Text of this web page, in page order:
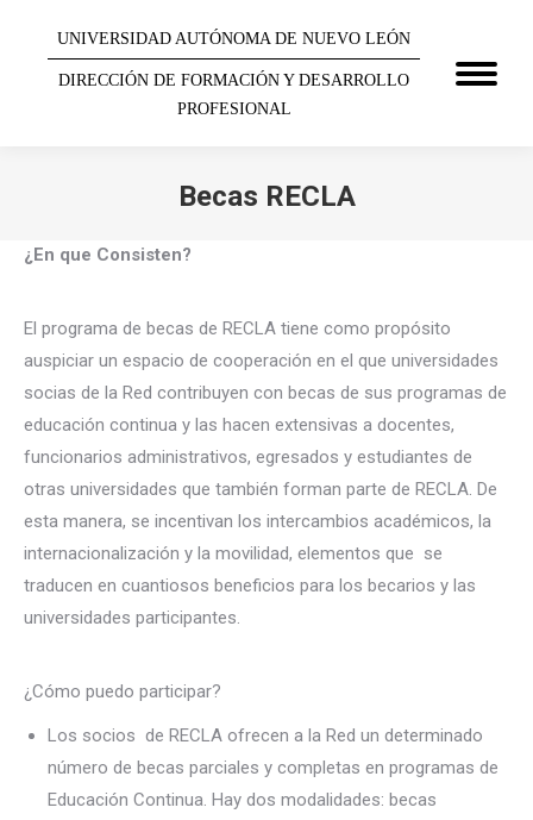
UNIVERSIDAD AUTÓNOMA DE NUEVO LEÓN
DIRECCIÓN DE FORMACIÓN Y DESARROLLO
PROFESIONAL
Becas RECLA
¿En que Consisten?
El programa de becas de RECLA tiene como propósito
auspiciar un espacio de cooperación en el que universidades
socias de la Red contribuyen con becas de sus programas de
educación continua y las hacen extensivas a docentes,
funcionarios administrativos, egresados y estudiantes de
otras universidades que también forman parte de RECLA. De
esta manera, se incentivan los intercambios académicos, la
internacionalización y la movilidad, elementos que se
traducen en cuantiosos beneficios para los becarios y las
universidades participantes.
¿Cómo puedo participar?
Los socios de RECLA ofrecen a la Red un determinado
número de becas parciales y completas en programas de
Educación Continua. Hay dos modalidades: becas